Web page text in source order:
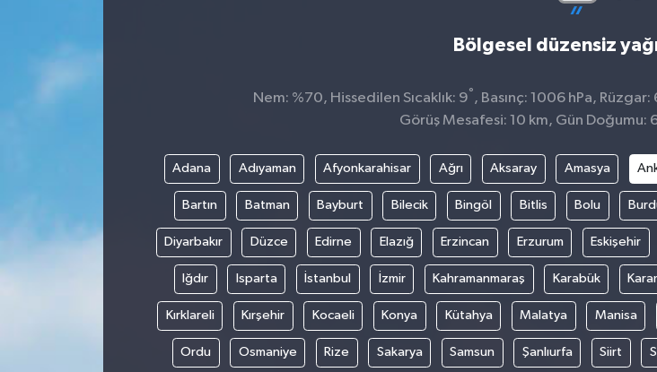
Bölgesel düzensiz
Nem: %70, Hissedilen Sıcaklık: 9° , Basınç: 1006 hPa,
Görüş Mesafesi: 10 km, Gün Doğumu:
Adana Adıyaman Afyonkarahisar Ağrı Aksaray Amasya
Bartın Batman Bayburt Bilecik Bingöl Bitlis Bolu
Diyarbakır Düzce Edirne Elazığ Erzincan Erzurum Eskişehir
Iğdır Isparta İstanbul İzmir Kahramanmaraş Karabük
Kırklareli Kırşehir Kocaeli Konya Kütahya Malatya Manisa
Ordu Osmaniye Rize Sakarya Samsun Şanlıurfa Siirt
PROJELER İNGİLİZCE
YEREL MEDYA RAPORU